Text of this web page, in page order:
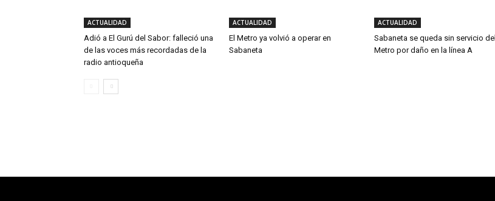
ACTUALIDAD
Adió a El Gurú del Sabor: falleció una
de las voces más recordadas de la
radio antioqueña
ACTUALIDAD
El Metro ya volvió a operar en
Sabaneta
ACTUALIDAD
Sabaneta se queda sin servicio del
Metro por daño en la línea A